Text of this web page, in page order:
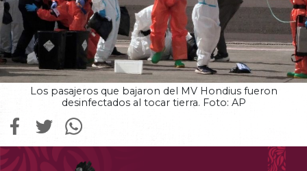
Los pasajeros que bajaron del MV Hondius fueron
desinfectados al tocar tierra. Foto: AP